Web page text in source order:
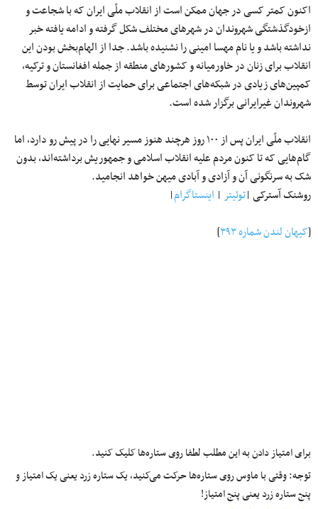
اکنون کمتر کسی در جهان ممکن است از انقلاب ملّی ایران که با شجاعت و
ازخودگذشتگی شهروندان در شهرهای مختلف شکل گرفته و ادامه یافته خبر
نداشته باشد و یا نام مهسا امینی را نشنیده باشد. جدا از الهام‌بخش بودن این
انقلاب برای زنان در خاورمیانه و کشورهای منطقه از جمله افغانستان و ترکیه،
کمپین‌های زیادی در شبکه‌های اجتماعی برای حمایت از انقلاب ایران توسط
شهروندان غیرایرانی برگزار شده است.
انقلاب ملّی ایران پس از ۱۰۰ روز هرچند هنوز مسیر نهایی را در پیش رو دارد، اما
گام‌هایی که تا کنون مردم علیه انقلاب اسلامی و جمهوریش برداشته‌اند، بدون
شک به سرنگونی آن و آزادی و آبادی میهن خواهد انجامید.
روشنک آسترکی |توئیتر | اینستاگرام|
[کیهان لندن شماره ۳۹۳ ]
برای امتیاز دادن به این مطلب لطفا روی ستاره‌ها کلیک کنید.
توجه: وقتی با ماوس روی ستاره‌ها حرکت می‌کنید، یک ستاره زرد یعنی یک امتیاز و
پنج ستاره زرد یعنی پنج امتیاز!